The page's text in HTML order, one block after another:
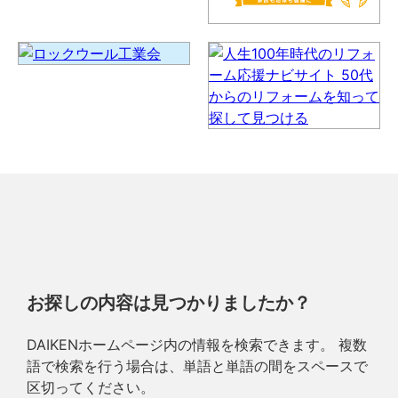
お探しの内容は見つかりましたか？
DAIKENホームページ内の情報を検索できます。 複数
語で検索を行う場合は、単語と単語の間をスペースで
区切ってください。